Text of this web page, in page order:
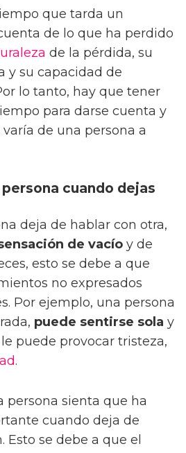
que tarda un
de lo que ha perdido
de la pérdida, su
y su capacidad de
lo tanto, hay que tener
para darse cuenta y
de una persona a
cuando dejas
deja de hablar con otra,
de vacío y de
esto se debe a que
no expresados
Por ejemplo, una persona
puede sentirse sola y
puede provocar tristeza,
.
persona sienta que ha
cuando deja de
Esto se debe a que el